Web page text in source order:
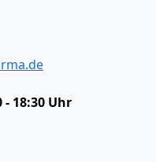
- 18:30 Uhr